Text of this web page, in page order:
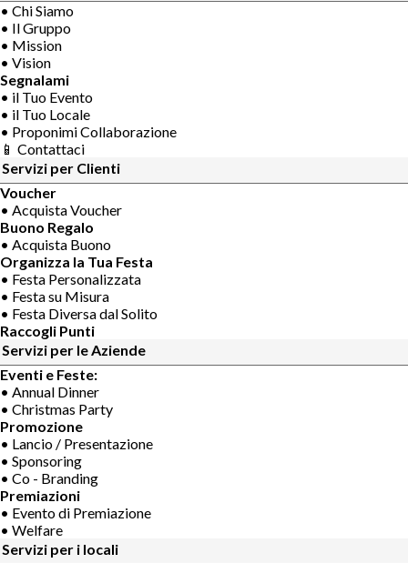
• Chi Siamo
• Il Gruppo
• Mission
• Vision
Segnalami
• il Tuo Evento
• il Tuo Locale
• Proponimi Collaborazione
📱 Contattaci
Servizi per Clienti
Voucher
• Acquista Voucher
Buono Regalo
• Acquista Buono
Organizza la Tua Festa
• Festa Personalizzata
• Festa su Misura
• Festa Diversa dal Solito
Raccogli Punti
Servizi per le Aziende
Eventi e Feste:
• Annual Dinner
• Christmas Party
Promozione
• Lancio / Presentazione
• Sponsoring
• Co - Branding
Premiazioni
• Evento di Premiazione
• Welfare
Servizi per i locali